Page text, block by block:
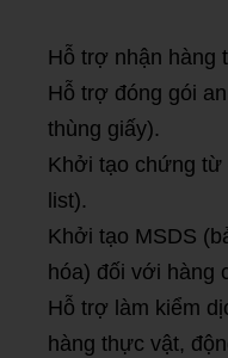
Hỗ trợ nhận hàng
Hỗ trợ đóng gói
thùng giấy).
Khởi tạo chứng từ
list).
Khởi tạo MSDS
hóa) đối với hàng
Hỗ trợ làm kiểm
hàng thực vật,